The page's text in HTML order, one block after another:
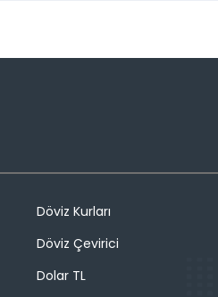
Döviz Kurları
Döviz Çevirici
Dolar TL